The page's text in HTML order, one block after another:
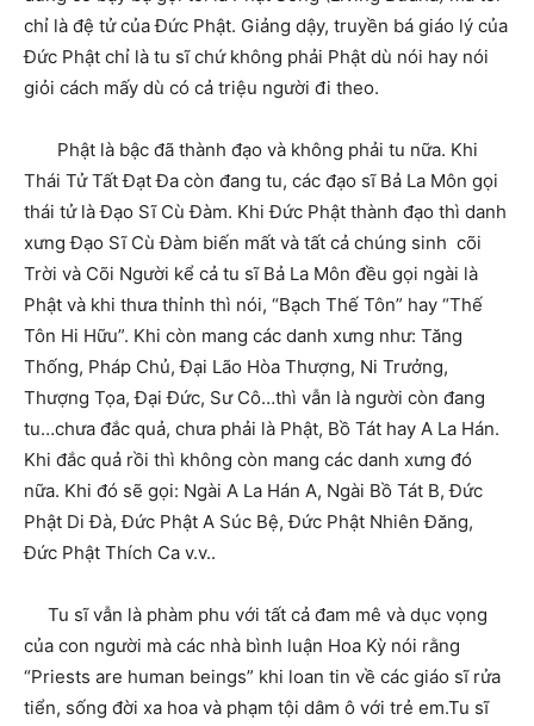
chỉ là đệ tử của Đức Phật. Giảng dậy, truyền bá giáo lý của
Đức Phật chỉ là tu sĩ chứ không phải Phật dù nói hay nói
giỏi cách mấy dù có cả triệu người đi theo.
Phật là bậc đã thành đạo và không phải tu nữa. Khi
Thái Tử Tất Đạt Đa còn đang tu, các đạo sĩ Bả La Môn gọi
thái tử là Đạo Sĩ Cù Đàm. Khi Đức Phật thành đạo thì danh
xưng Đạo Sĩ Cù Đàm biến mất và tất cả chúng sinh cõi
Trời và Cõi Người kể cả tu sĩ Bả La Môn đều gọi ngài là
Phật và khi thưa thỉnh thì nói, “Bạch Thế Tôn” hay “Thế
Tôn Hi Hữu”. Khi còn mang các danh xưng như: Tăng
Thống, Pháp Chủ, Đại Lão Hòa Thượng, Ni Trưởng,
Thượng Tọa, Đại Đức, Sư Cô…thì vẫn là người còn đang
tu…chưa đắc quả, chưa phải là Phật, Bồ Tát hay A La Hán.
Khi đắc quả rồi thì không còn mang các danh xưng đó
nữa. Khi đó sẽ gọi: Ngài A La Hán A, Ngài Bồ Tát B, Đức
Phật Di Đà, Đức Phật A Súc Bệ, Đức Phật Nhiên Đăng,
Đức Phật Thích Ca v.v..
Tu sĩ vẫn là phàm phu với tất cả đam mê và dục vọng
của con người mà các nhà bình luận Hoa Kỳ nói rằng
“Priests are human beings” khi loan tin về các giáo sĩ rửa
tiển, sống đời xa hoa và phạm tội dâm ô với trẻ em.Tu sĩ